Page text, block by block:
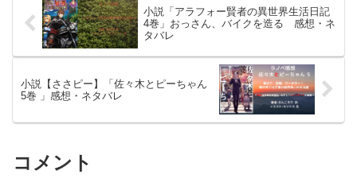
小説「アラフォー賢者の異世界生活日記
4巻」おっさん、バイクを造る 感想・ネ
タバレ
小説【ささピー】「佐々木とピーちゃん
5巻 」感想・ネタバレ
コメント